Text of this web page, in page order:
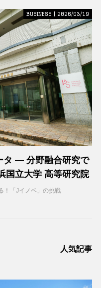
BUSINESS | 2026/03/19
タ ― 分野融合研究で
国立大学 高等研究院
！「Jイノベ」の挑戦
人気記事